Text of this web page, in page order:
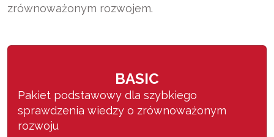
zrównoważonym rozwojem.
BASIC
Pakiet podstawowy dla szybkiego
sprawdzenia wiedzy o zrównoważonym
rozwoju